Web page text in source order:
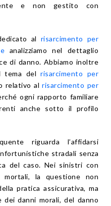
e non gestito con
al risarcimento per
analizziamo nel dettaglio
di danno. Abbiamo inoltre
tema delrisarcimento per
relativo alrisarcimento per
ogni rapporto familiare
anche sotto il profilo
riguarda l’affidarsi
stradali senza
del caso. Nei sinistri con
mortali, la questione non
pratica assicurativa, ma
danni morali, del danno